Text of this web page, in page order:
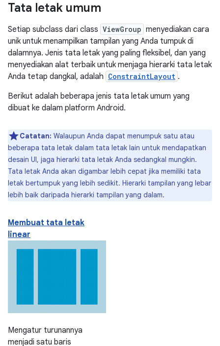
Tata letak umum
Setiap subclass dari class ViewGroup menyediakan cara
unik untuk menampilkan tampilan yang Anda tumpuk di
dalamnya. Jenis tata letak yang paling fleksibel, dan yang
menyediakan alat terbaik untuk menjaga hierarki tata letak
Anda tetap dangkal, adalah ConstraintLayout .
Berikut adalah beberapa jenis tata letak umum yang
dibuat ke dalam platform Android.
Catatan: Walaupun Anda dapat menumpuk satu atau
beberapa tata letak dalam tata letak lain untuk mendapatkan
desain UI, jaga hierarki tata letak Anda sedangkal mungkin.
Tata letak Anda akan digambar lebih cepat jika memiliki tata
letak bertumpuk yang lebih sedikit. Hierarki tampilan yang lebar
lebih baik daripada hierarki tampilan yang dalam.
Membuat tata letak
linear
Mengatur turunannya
menjadi satu baris